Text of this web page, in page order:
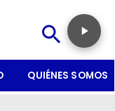
QUIÉNES SOMOS